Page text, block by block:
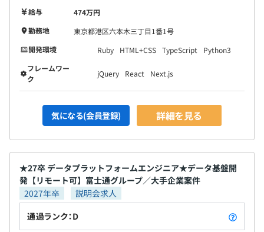
【開発環境】
技術選定は案件ごとに異なりますが、以下は一例となりま
・Cloud：AWS,Azure,Google Cloud
・Infrastructure：docker,kubernetes
・DB：MySQL,PostgresSQL,snow flake,BigQuery
・言語：Python,JavaScript,django,Flask
・BIツール：tableau,Looker
・MLパイプライン：Airflow
給与
474万円
勤務地
東京都港区六本木三丁目1番1号
開発環境
Ruby HTML+CSS TypeScript
Python3
フレームワー
ク
jQuery React Next.js
気になる(会員登録) 詳細を見る
★27卒 データプラットフォームエンジニア★データ基盤開
発【リモート可】富士通グループ／大手企業案件
2027年卒
説明会求人
通過ランク：D